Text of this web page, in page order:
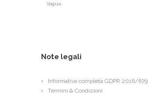
Vogue
Note legali
Informativa completa GDPR 2016/679
Termini & Condizioni